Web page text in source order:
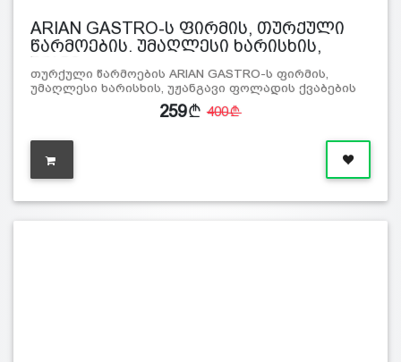
ARIAN GASTRO-ს ფირმის, თურქული
წარმოების. უმაღლესი ხარისხის,
უჟანგ…
თურქული წარმოების ARIAN GASTRO-ს ფირმის,
უმაღლესი ხარისხის, უჟანგავი ფოლადის ქვაბების
259 400